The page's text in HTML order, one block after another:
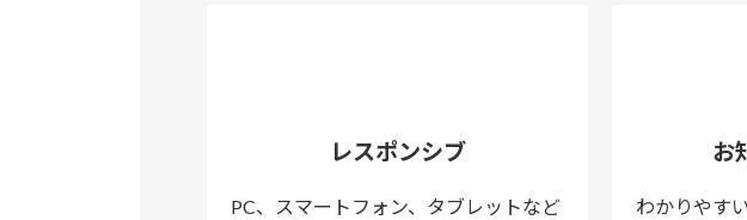
レスポンシブ
PC、スマートフォン、タブレットなど
お
わかりやす